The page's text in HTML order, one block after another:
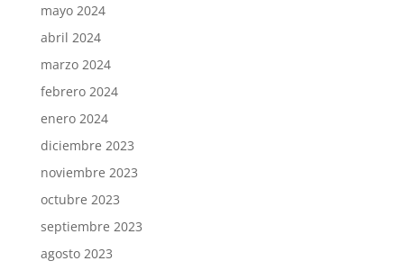
mayo 2024
abril 2024
marzo 2024
febrero 2024
enero 2024
diciembre 2023
noviembre 2023
octubre 2023
septiembre 2023
agosto 2023